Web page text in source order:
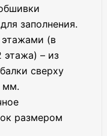
заполнения.
(в
этажа) – из
сверху
мм.
размером